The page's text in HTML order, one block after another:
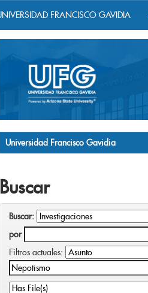
FRANCISCO GAVIDIA
Universidad Francisco Gavidia
Buscar
Buscar:
por
Filtros actuales: